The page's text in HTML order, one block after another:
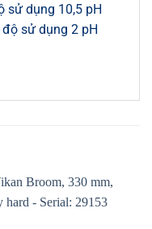
sử dụng 10,5 pH
sử dụng 2 pH